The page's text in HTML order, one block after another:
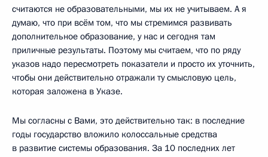
считаются не образовательными, мы их не учитываем. А я
думаю, что при всём том, что мы стремимся развивать
дополнительное образование, у нас и сегодня там
приличные результаты. Поэтому мы считаем, что по ряду
указов надо пересмотреть показатели и просто их уточнить,
чтобы они действительно отражали ту смысловую цель,
которая заложена в Указе.
Мы согласны с Вами, это действительно так: в последние
годы государство вложило колоссальные средства
в развитие системы образования. За 10 последних лет